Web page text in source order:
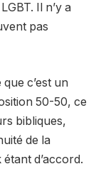
Il n’y a
pas
c’est un
50-50, ce
bibliques,
de la
d’accord.